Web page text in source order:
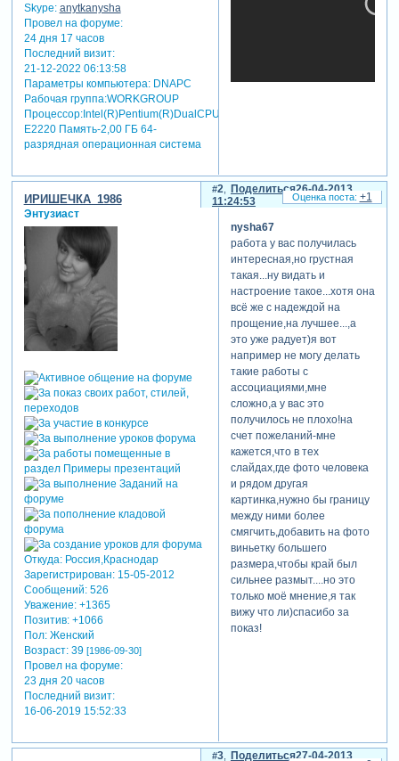
Skype: anytkanysha
Провел на форуме:
24 дня 17 часов
Последний визит:
21-12-2022 06:13:58
Параметры компьютера:DNAPC
Рабочая группа:WORKGROUP
Процессор:Intel(R)Pentium(R)DualCPU
E2220 Память-2,00 ГБ 64-
разрядная операционная система
Поделиться
2
26-04-2013
11:24:53
ИРИШЕЧКА_1986
Энтузиаст
Откуда:Россия,Краснодар
Зарегистрирован: 15-05-2012
Сообщений:526
Уважение: +1365
Позитив: +1066
Пол:Женский
Возраст:39 [1986-09-30]
Провел на форуме:
23 дня 20 часов
Последний визит:
16-06-2019 15:52:33
nysha67
работа у вас получилась
интересная,но грустная
такая...ну видать и
настроение такое...хотя она
всё же с надеждой на
прощение,на лучшее...,а
это уже радует)я вот
например не могу делать
такие работы с
ассоциациями,мне
сложно,а у вас это
получилось не плохо!на
счет пожеланий-мне
кажется,что в тех
слайдах,где фото человека
и рядом другая
картинка,нужно бы границу
между ними более
смягчить,добавить на фото
виньетку большего
размера,чтобы край был
сильнее размыт....но это
только моё мнение,я так
вижу что ли)спасибо за
показ!
+1
Поделиться
3
27-04-2013